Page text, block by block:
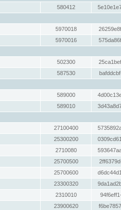
580412
5970018
5970016
502300
587530
589000
589010
27100400
25300200
2710080
25700500
25700600
23300320
2310010
23900620